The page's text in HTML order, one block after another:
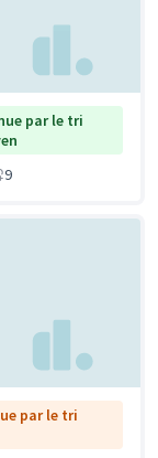
par le tri
9
par le tri